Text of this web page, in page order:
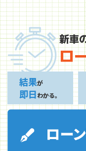
新車
ロ
結果が
即日わかる。